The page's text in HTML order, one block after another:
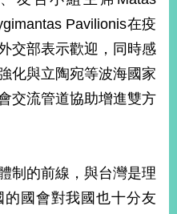
Pavilionis在疫
交部表示歡迎，同時感
化與立陶宛等波海國家
交流管道協助增進雙方
制的前線，與台灣是理
國會對我國也十分友